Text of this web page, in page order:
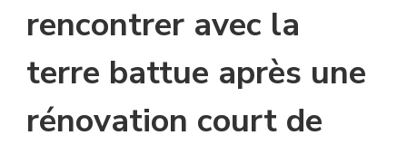
rencontrer avec la
terre battue après une
rénovation court de